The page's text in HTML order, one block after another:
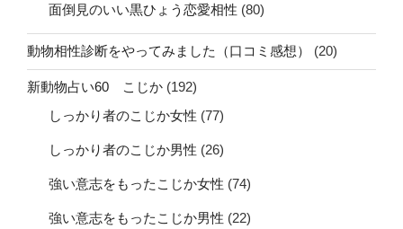
面倒見のいい黒ひょう恋愛相性 (80)
動物相性診断をやってみました（口コミ感想） (20)
新動物占い60 こじか (192)
しっかり者のこじか女性 (77)
しっかり者のこじか男性 (26)
強い意志をもったこじか女性 (74)
強い意志をもったこじか男性 (22)